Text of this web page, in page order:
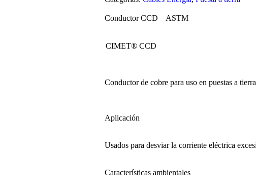
Conductor CCD – ASTM
CIMET® CCD
Conductor de cobre para uso en puestas a
Aplicación
Usados para desviar la corriente eléctrica
Características ambientales